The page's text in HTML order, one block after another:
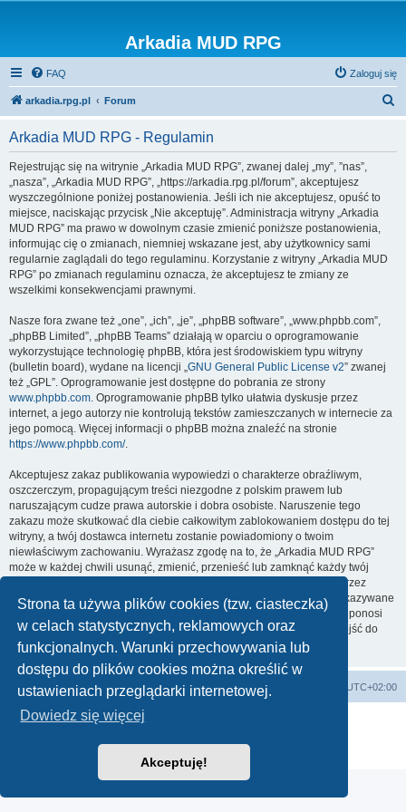
Strona ta używa plików cookies (tzw. ciasteczka)
w celach statystycznych, reklamowych oraz
funkcjonalnych. Warunki przechowywania lub
dostępu do plików cookies można określić w
ustawieniach przeglądarki internetowej.
Dowiedz się więcej
Akceptuję!
Arkadia MUD RPG
FAQ Zaloguj się
arkadia.rpg.pl Forum
Arkadia MUD RPG - Regulamin
Rejestrując się na witrynie „Arkadia MUD RPG”, zwanej dalej „my”, ”nas”,
„nasza”, „Arkadia MUD RPG”, „https://arkadia.rpg.pl/forum”, akceptujesz
wyszczególnione poniżej postanowienia. Jeśli ich nie akceptujesz, opuść to
miejsce, naciskając przycisk „Nie akceptuję”. Administracja witryny „Arkadia
MUD RPG” ma prawo w dowolnym czasie zmienić poniższe postanowienia,
informując cię o zmianach, niemniej wskazane jest, aby użytkownicy sami
regularnie zaglądali do tego regulaminu. Korzystanie z witryny „Arkadia MUD
RPG” po zmianach regulaminu oznacza, że akceptujesz te zmiany ze
wszelkimi konsekwencjami prawnymi.
Nasze fora zwane też „one”, „ich”, „je”, „phpBB software”, „www.phpbb.com”,
„phpBB Limited”, „phpBB Teams” działają w oparciu o oprogramowanie
wykorzystujące technologię phpBB, która jest środowiskiem typu witryny
(bulletin board), wydane na licencji „GNU General Public License v2” zwanej
też „GPL”. Oprogramowanie jest dostępne do pobrania ze strony
www.phpbb.com. Oprogramowanie phpBB tylko ułatwia dyskusje przez
internet, a jego autorzy nie kontrolują tekstów zamieszczanych w internecie za
jego pomocą. Więcej informacji o phpBB można znaleźć na stronie
https://www.phpbb.com/.
Akceptujesz zakaz publikowania wypowiedzi o charakterze obraźliwym,
oszczerczym, propagującym treści niezgodne z polskim prawem lub
naruszającym cudze prawa autorskie i dobra osobiste. Naruszenie tego
zakazu może skutkować dla ciebie całkowitym zablokowaniem dostępu do tej
witryny, a twój dostawca internetu zostanie powiadomiony o twoim
niewłaściwym zachowaniu. Wyrażasz zgodę na to, że „Arkadia MUD RPG”
może w każdej chwili usunąć, zmienić, przenieść lub zamknąć każdy twój
temat, post. Wyrażasz zgodę na zapisywanie wszystkich podanych przez
ciebie informacji w naszej bazie danych. Informacje te nie będą przekazywane
nikomu bez twojej zgody, ale ani „Arkadia MUD RPG”, ani phpBB nie ponosi
odpowiedzialności za włamania do witryny, podczas których może dojść do
kradzieży danych.
arkadia.rpg.pl Forum UTC+02:00
Technologię dostarcza